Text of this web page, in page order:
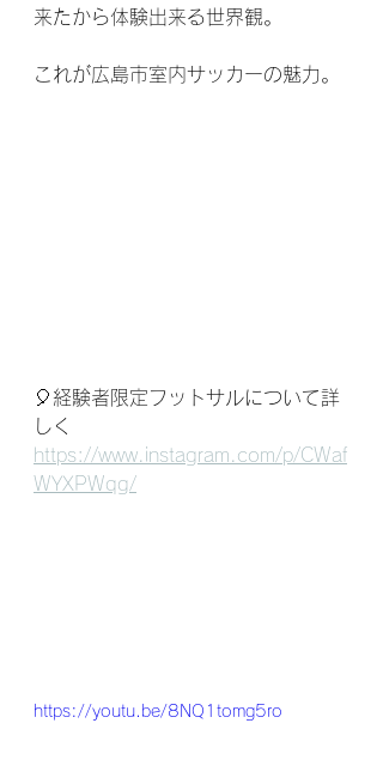
来たから体験出来る世界観。
これが広島市室内サッカーの魅力。
🎈経験者限定フットサルについて詳
しく
https://www.instagram.com/p/CWaf
WYXPWqg/
https://youtu.be/8NQ1tomg5ro